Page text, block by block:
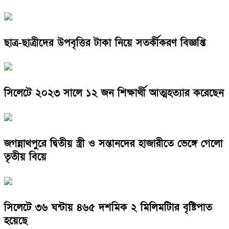
ছাত্র-ছাত্রীদের উপবৃত্তির টাকা নিয়ে সতর্কীকরণ বিজ্ঞপ্তি
সিলেটে ২০২৩ সালে ১২ জন শিক্ষার্থী আত্মহত্যার করেছেন
জগন্নাথপুরে দ্বিতীয় স্ত্রী ও সন্তানদের হাজারীতে ভেঙ্গে গেলো
তৃতীয় বিয়ে
সিলেটে ৩৬ ঘন্টায় ৪৬৫ দশমিক ২ মিলিমটিার বৃষ্টিপাত
হয়েছে